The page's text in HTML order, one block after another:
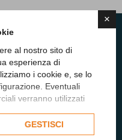
×
al nostro sito di
esperienza di
i cookie e, se lo
Eventuali
verranno utilizzati
essere utilizzati
Per ulteriori
GESTISCI
sulle
la Pubblica